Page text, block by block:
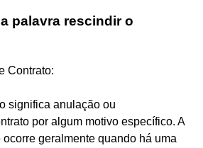
palavra rescindir o
Contrato:
significa anulação ou
por algum motivo específico. A
geralmente quando há uma